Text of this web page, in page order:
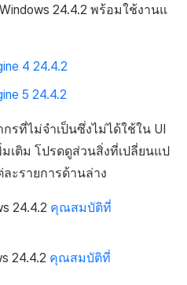
24.4.2 พร้อมใช้งานแ
4 24.4.2
5 24.4.2
รที่ไม่จำเป็นซึ่งไม่ได้ใช้ใน UI
เติม โปรดดูส่วนสิ่งที่เปลี่ยนแป
ะรายการด้านล่าง
24.4.2 คุณสมบัติที่
24.4.2 คุณสมบัติที่